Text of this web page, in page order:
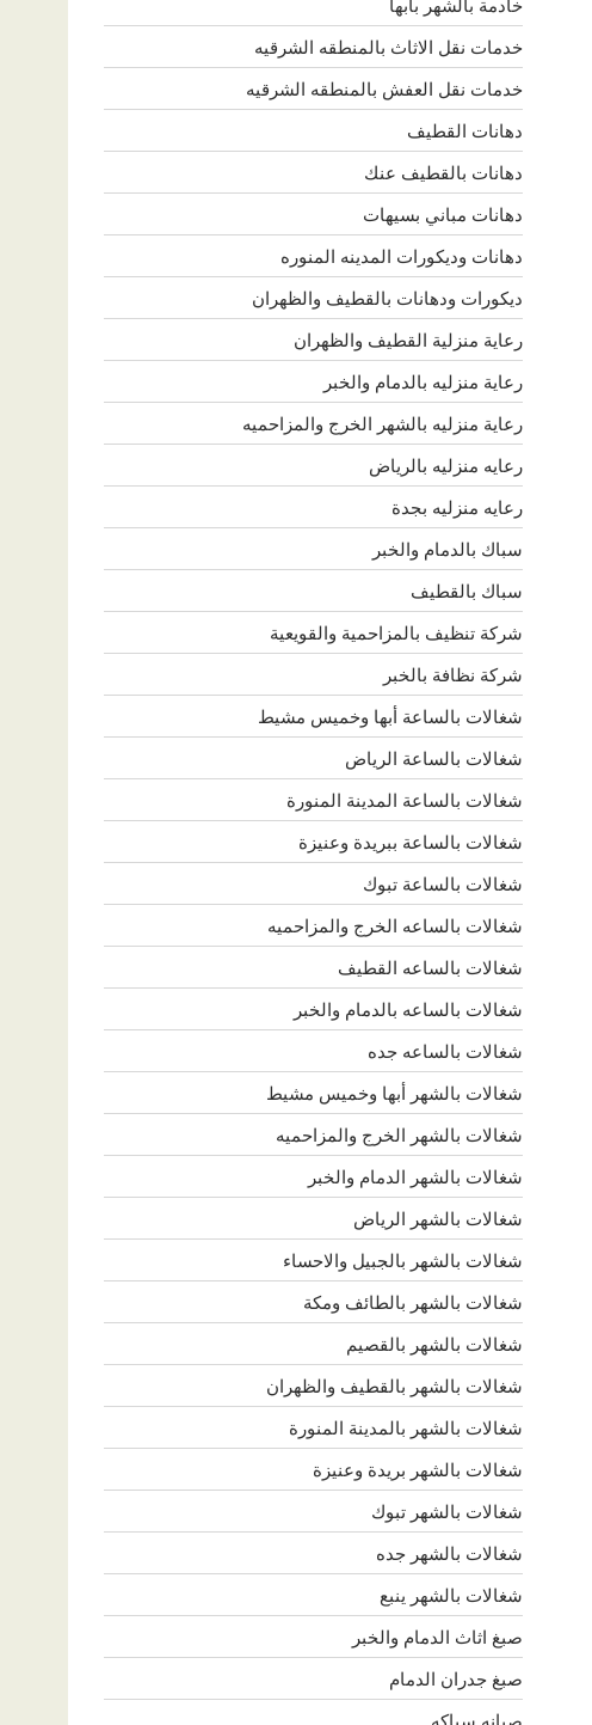
خادمة بالشهر بأبها
خدمات نقل الاثاث بالمنطقه الشرقيه
خدمات نقل العفش بالمنطقه الشرقيه
دهانات القطيف
دهانات بالقطيف عنك
دهانات مباني بسيهات
دهانات وديكورات المدينه المنوره
ديكورات ودهانات بالقطيف والظهران
رعاية منزلية القطيف والظهران
رعاية منزليه بالدمام والخبر
رعاية منزليه بالشهر الخرج والمزاحميه
رعايه منزليه بالرياض
رعايه منزليه بجدة
سباك بالدمام والخبر
سباك بالقطيف
شركة تنظيف بالمزاحمية والقويعية
شركة نظافة بالخبر
شغالات بالساعة أبها وخميس مشيط
شغالات بالساعة الرياض
شغالات بالساعة المدينة المنورة
شغالات بالساعة ببريدة وعنيزة
شغالات بالساعة تبوك
شغالات بالساعه الخرج والمزاحميه
شغالات بالساعه القطيف
شغالات بالساعه بالدمام والخبر
شغالات بالساعه جده
شغالات بالشهر أبها وخميس مشيط
شغالات بالشهر الخرج والمزاحميه
شغالات بالشهر الدمام والخبر
شغالات بالشهر الرياض
شغالات بالشهر بالجبيل والاحساء
شغالات بالشهر بالطائف ومكة
شغالات بالشهر بالقصيم
شغالات بالشهر بالقطيف والظهران
شغالات بالشهر بالمدينة المنورة
شغالات بالشهر بريدة وعنيزة
شغالات بالشهر تبوك
شغالات بالشهر جده
شغالات بالشهر ينبع
صبغ اثاث الدمام والخبر
صبغ جدران الدمام
صيانه سباكه